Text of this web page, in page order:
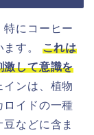
特にコーヒー
す。 これは
激して意識を
インは、植物
ロイドの一種
などに含ま